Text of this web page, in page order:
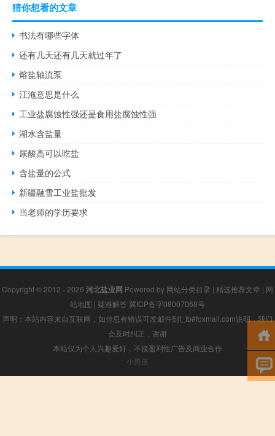
猜你想看的文章
书法有哪些字体
还有几天还有几天就过年了
熔盐轴流泵
江沲意思是什么
工业盐腐蚀性强还是食用盐腐蚀性强
湖水含盐量
尿酸高可以吃盐
含盐量的公式
新疆融雪工业盐批发
当老师的学历要求
Copyright © 2012 - 2026 河北盐业网 Powered by 网站分类目录 | 精选推荐文章 | 网
站地图 | 疑难解答 冀ICP备字08007068号
声明：本站内容来自互联网，如信息有错误可发邮件到f_fb#foxmail.com说明，我们
会及时纠正，谢谢
本站仅为个人兴趣爱好，不接盈利性广告及商业合作
小男孩